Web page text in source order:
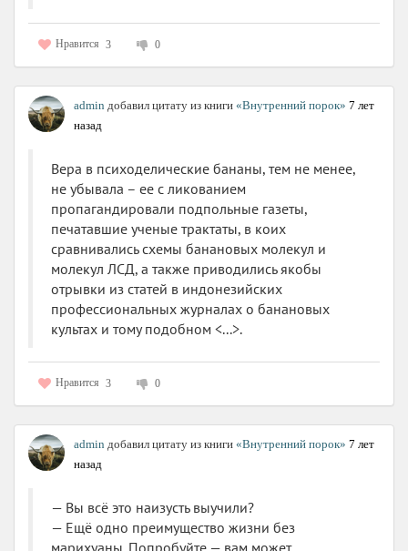
Нравится 3 0
admin добавил цитату из книги «Внутренний порок» 7 лет
назад
Вера в психоделические бананы, тем не менее,
не убывала – ее с ликованием
пропагандировали подпольные газеты,
печатавшие ученые трактаты, в коих
сравнивались схемы банановых молекул и
молекул ЛСД, а также приводились якобы
отрывки из статей в индонезийских
профессиональных журналах о банановых
культах и тому подобном <...>.
Нравится 3 0
admin добавил цитату из книги «Внутренний порок» 7 лет
назад
— Вы всё это наизусть выучили?
— Ещё одно преимущество жизни без
марихуаны. Попробуйте — вам может